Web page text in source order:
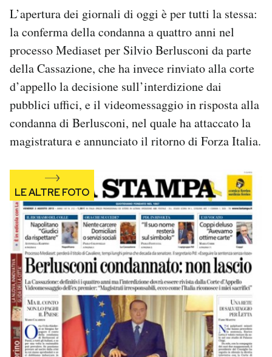
I MIEI PREFERITI
SHOP
CALENDARIO
Newsletter
Notifiche mobile
Regala il Post
Hai bisogno di aiuto?
Esci
L’apertura dei giornali di oggi è per tutti la stessa:
la conferma della condanna a quattro anni nel
processo Mediaset per Silvio Berlusconi da parte
della Cassazione, che ha invece rinviato alla corte
d’appello la decisione sull’interdizione dai
pubblici uffici, e il videomessaggio in risposta alla
condanna di Berlusconi, nel quale ha attaccato la
magistratura e annunciato il ritorno di Forza Italia.